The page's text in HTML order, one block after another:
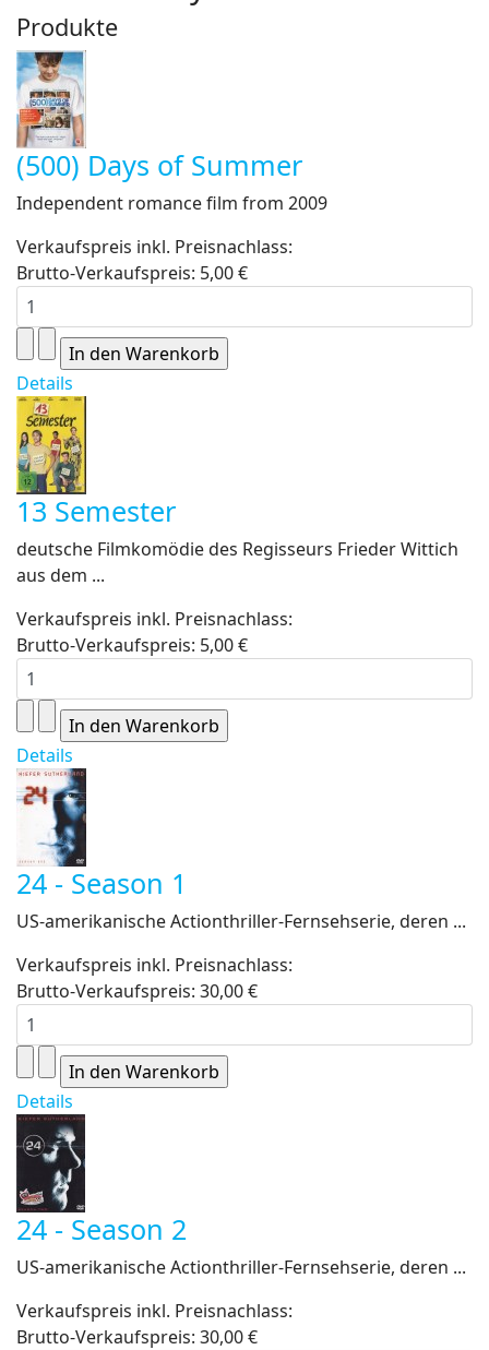
Produkte
(500) Days of Summer
Independent romance film from 2009
Verkaufspreis inkl. Preisnachlass:
Brutto-Verkaufspreis: 5,00 €
Details
13 Semester
deutsche Filmkomödie des Regisseurs Frieder Wittich
aus dem ...
Verkaufspreis inkl. Preisnachlass:
Brutto-Verkaufspreis: 5,00 €
Details
24 - Season 1
US-amerikanische Actionthriller-Fernsehserie, deren ...
Verkaufspreis inkl. Preisnachlass:
Brutto-Verkaufspreis: 30,00 €
Details
24 - Season 2
US-amerikanische Actionthriller-Fernsehserie, deren ...
Verkaufspreis inkl. Preisnachlass:
Brutto-Verkaufspreis: 30,00 €